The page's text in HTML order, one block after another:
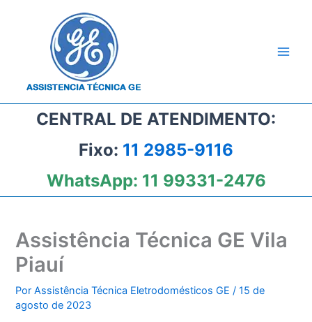
CENTRAL DE ATENDIMENTO:
Fixo: 11 2985-9116
WhatsApp: 11 99331-2476
Assistência Técnica GE Vila
Piauí
PorAssistência Técnica Eletrodomésticos GE/15 de
agosto de 2023